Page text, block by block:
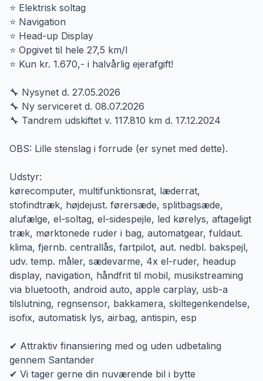
⭐️ Elektrisk soltag
⭐️ Navigation
⭐️ Head-up Display
⭐️ Opgivet til hele 27,5 km/l
⭐️ Kun kr. 1.670,- i halvårlig ejerafgift!
🔧 Nysynet d. 27.05.2026
🔧 Ny serviceret d. 08.07.2026
🔧 Tandrem udskiftet v. 117.810 km d. 17.12.2024
OBS: Lille stenslag i forrude (er synet med dette).
Udstyr:
kørecomputer, multifunktionsrat, læderrat,
stofindtræk, højdejust. førersæde, splitbagsæde,
alufælge, el-soltag, el-sidespejle, led kørelys, aftageligt
træk, mørktonede ruder i bag, automatgear, fuldaut.
klima, fjernb. centrallås, fartpilot, aut. nedbl. bakspejl,
udv. temp. måler, sædevarme, 4x el-ruder, headup
display, navigation, håndfrit til mobil, musikstreaming
via bluetooth, android auto, apple carplay, usb-a
tilslutning, regnsensor, bakkamera, skiltegenkendelse,
isofix, automatisk lys, airbag, antispin, esp
✔ Attraktiv finansiering med og uden udbetaling
gennem Santander
✔ Vi tager gerne din nuværende bil i bytte